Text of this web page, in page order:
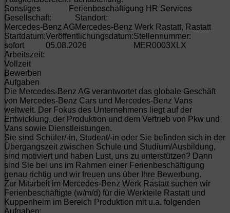
Sonstiges
Ferienbeschäftigung HR Services
Gesellschaft:
Mercedes-Benz AG
Standort:
Mercedes-Benz Werk Rastatt, Rastatt
Startdatum:
sofort
Veröffentlichungsdatum:
05.08.2026
Stellennummer:
MER0003XLX
Arbeitszeit:
Vollzeit
Bewerben
Aufgaben
Die Mercedes-Benz AG verantwortet das globale Geschäft
von Mercedes-Benz Cars und Mercedes-Benz Vans
weltweit. Der Fokus des Unternehmens liegt auf der
Entwicklung, der Produktion und dem Vertrieb von Pkw und
Vans sowie Dienstleistungen.
Sie sind Schüler/-in, Student/-in oder Sie befinden sich in der
Übergangszeit zwischen Schule und Studium/Ausbildung,
sind motiviert und haben Lust, uns zu unterstützen? Dann
sind Sie bei uns im Rahmen einer Ferienbeschäftigung
genau richtig und wir freuen uns über Ihre Bewerbung.
Zur Mitarbeit im Mercedes-Benz Werk Rastatt suchen wir
Ferienbeschäftigte (w/m/d) für die Werkteile Rastatt und
Kuppenheim im Bereich Produktion mit u.a. folgenden
Aufgaben:
Akzeptieren